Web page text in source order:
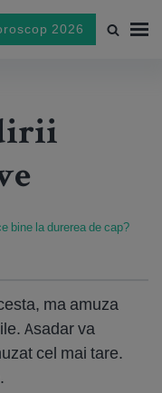
2026
bine la durerea de cap?
ma amuza
Asadar va
cel mai tare.